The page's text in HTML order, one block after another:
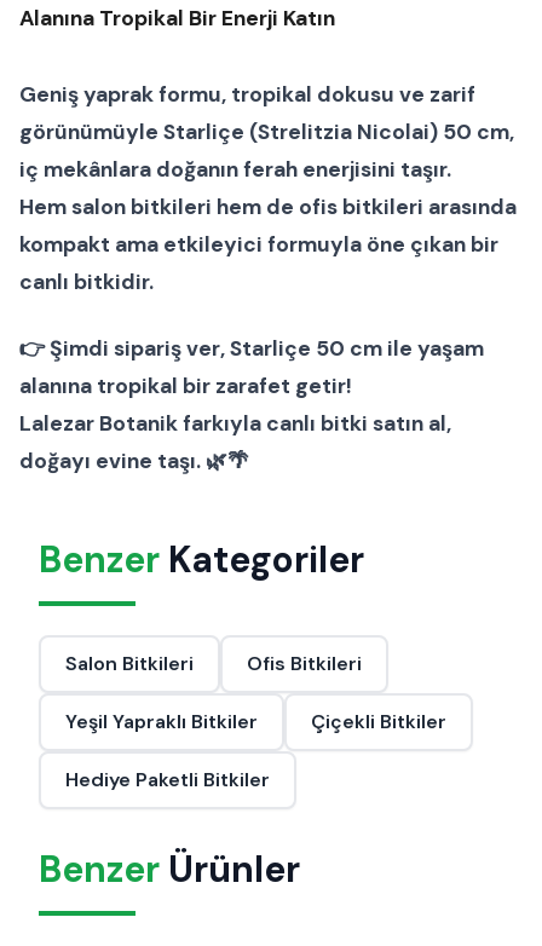
Alanına Tropikal Bir Enerji Katın
Geniş yaprak formu, tropikal dokusu ve zarif
görünümüyle Starliçe (Strelitzia Nicolai) 50 cm,
iç mekânlara doğanın ferah enerjisini taşır.
Hemsalon bitkileri hem de ofis bitkileri arasında
kompakt ama etkileyici formuyla öne çıkan bir
canlı bitkidir.
👉Şimdi sipariş ver, Starliçe 50 cm ile yaşam
alanına tropikal bir zarafet getir!
Lalezar Botanik farkıyla canlı bitki satın al,
doğayı evine taşı. 🌿🌴
Benzer Kategoriler
Salon Bitkileri Ofis Bitkileri
Yeşil Yapraklı Bitkiler Çiçekli Bitkiler
Hediye Paketli Bitkiler
Benzer Ürünler